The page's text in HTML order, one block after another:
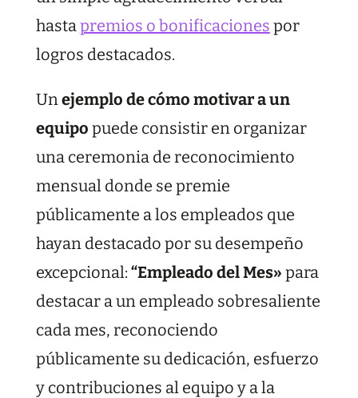
hasta premios o bonificaciones por
logros destacados.
Un ejemplo de cómo motivar a un
equipo puede consistir en organizar
una ceremonia de reconocimiento
mensual donde se premie
públicamente a los empleados que
hayan destacado por su desempeño
excepcional: “Empleado del Mes» para
destacar a un empleado sobresaliente
cada mes, reconociendo
públicamente su dedicación, esfuerzo
y contribuciones al equipo y a la